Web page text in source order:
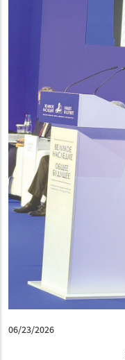
06/23/2026